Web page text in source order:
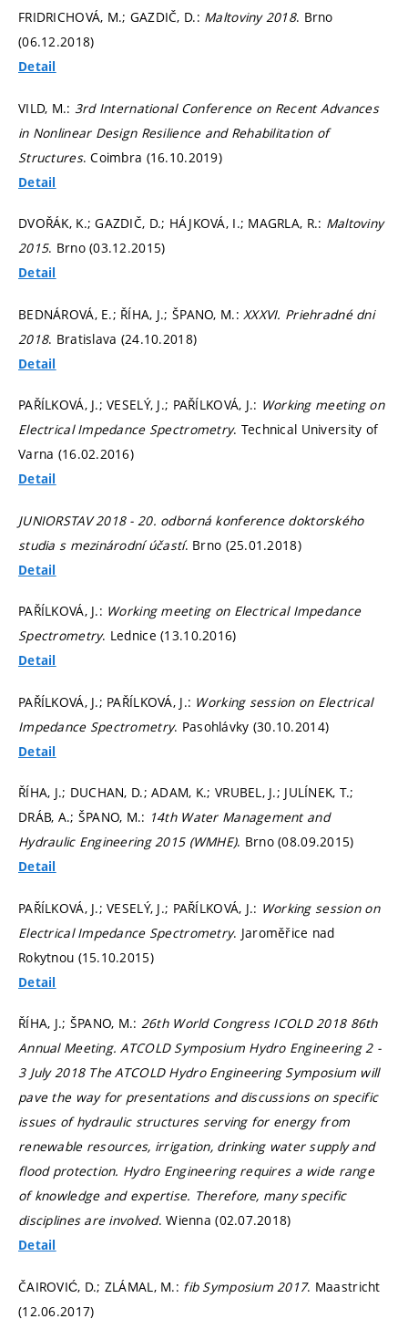
FRIDRICHOVÁ, M.; GAZDIČ, D.: Maltoviny 2018. Brno
(06.12.2018)
Detail
VILD, M.: 3rd International Conference on Recent Advances
in Nonlinear Design Resilience and Rehabilitation of
Structures. Coimbra (16.10.2019)
Detail
DVOŘÁK, K.; GAZDIČ, D.; HÁJKOVÁ, I.; MAGRLA, R.: Maltoviny
2015. Brno (03.12.2015)
Detail
BEDNÁROVÁ, E.; ŘÍHA, J.; ŠPANO, M.: XXXVI. Priehradné dni
2018. Bratislava (24.10.2018)
Detail
PAŘÍLKOVÁ, J.; VESELÝ, J.; PAŘÍLKOVÁ, J.: Working meeting on
Electrical Impedance Spectrometry. Technical University of
Varna (16.02.2016)
Detail
JUNIORSTAV 2018 - 20. odborná konference doktorského
studia s mezinárodní účastí. Brno (25.01.2018)
Detail
PAŘÍLKOVÁ, J.: Working meeting on Electrical Impedance
Spectrometry. Lednice (13.10.2016)
Detail
PAŘÍLKOVÁ, J.; PAŘÍLKOVÁ, J.: Working session on Electrical
Impedance Spectrometry. Pasohlávky (30.10.2014)
Detail
ŘÍHA, J.; DUCHAN, D.; ADAM, K.; VRUBEL, J.; JULÍNEK, T.;
DRÁB, A.; ŠPANO, M.: 14th Water Management and
Hydraulic Engineering 2015 (WMHE). Brno (08.09.2015)
Detail
PAŘÍLKOVÁ, J.; VESELÝ, J.; PAŘÍLKOVÁ, J.: Working session on
Electrical Impedance Spectrometry. Jaroměřice nad
Rokytnou (15.10.2015)
Detail
ŘÍHA, J.; ŠPANO, M.: 26th World Congress ICOLD 2018 86th
Annual Meeting. ATCOLD Symposium Hydro Engineering 2 -
3 July 2018 The ATCOLD Hydro Engineering Symposium will
pave the way for presentations and discussions on specific
issues of hydraulic structures serving for energy from
renewable resources, irrigation, drinking water supply and
flood protection. Hydro Engineering requires a wide range
of knowledge and expertise. Therefore, many specific
disciplines are involved. Wienna (02.07.2018)
Detail
ČAIROVIĆ, D.; ZLÁMAL, M.: fib Symposium 2017. Maastricht
(12.06.2017)